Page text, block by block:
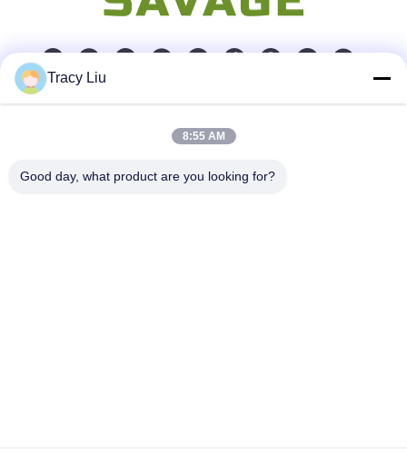
Blockieren Sie A, YouYi-Industriegebiet, Xiamao-Dorf,
Tracy Liu
8:55 AM
Good day, what product are you looking for?